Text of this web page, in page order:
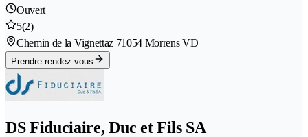
Ouvert
5(2)
Chemin de la Vignettaz 71054 Morrens VD
Prendre rendez-vous
DS Fiduciaire, Duc et Fils SA